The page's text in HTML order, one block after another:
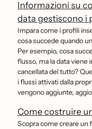
Informazioni su
data gestiscono i
Impara come i profili
cosa succede quando
Per esempio, cosa
flusso, ma la data viene
cancellata del tutto?
i flussi attivati dalla
vengono aggiunte,
Come costruire
Scopra come creare un